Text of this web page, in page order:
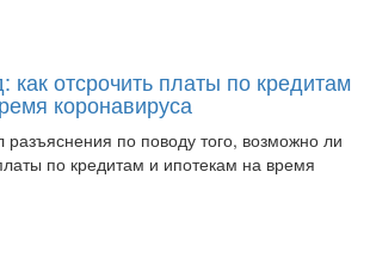
как отсрочить платы по кредитам
коронавируса
разъяснения по поводу того, возможно ли
по кредитам и ипотекам на время